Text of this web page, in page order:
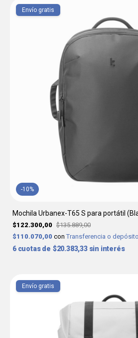
-10%
Envío gratis
Mochila Urbanex-T65 S para portátil
$122.300,00 $135.889,00
$110.070,00 con Transferencia o depósito
6 $20.383,33 sin interés
Envío gratis